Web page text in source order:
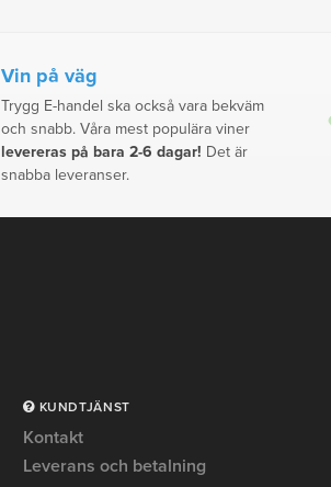
Vin på väg
Trygg E-handel ska också vara bekväm
och snabb. Våra mest populära viner
levereras på bara 2-6 dagar! Det är
snabba leveranser.
KUNDTJÄNST
Kontakt
Leverans och betalning